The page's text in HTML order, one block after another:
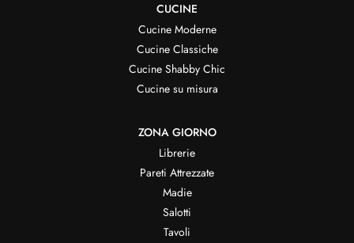
CUCINE
Cucine Moderne
Cucine Classiche
Cucine Shabby Chic
Cucine su misura
ZONA GIORNO
Librerie
Pareti Attrezzate
Madie
Salotti
Tavoli